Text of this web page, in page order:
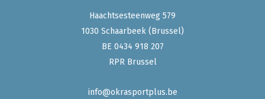
Haachtsesteenweg 579
1030 Schaarbeek (Brussel)
BE 0434 918 207
RPR Brussel
info@okrasportplus.be